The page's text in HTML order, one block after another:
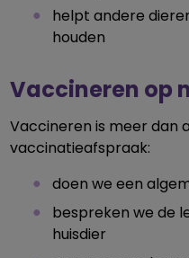
helpt andere
houden
Vaccineren op
Vaccineren is meer dan
vaccinatieafspraak:
doen we een
bespreken we de
huisdier